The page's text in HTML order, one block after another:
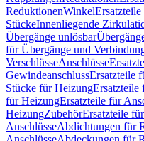
ReduktionenWinkel
StückeInnenliegende
Übergänge unlösbar
für Übergänge und
VerschlüsseAnschlüsse
GewindeanschlussErsatzteile
Stücke für HeizungErsatzteile
für HeizungErsatzteile für
HeizungZubehörErsatzteile
AnschlüsseAbdichtungen für